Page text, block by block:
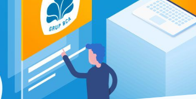
yang mudah digunakan,
dikelola dengan mudah.
banyak rekening dapat
mudah dan cepat.
Manajemen Promo
Buat promosi dan tingkatkan penjualan
dengan mudah tanpa pengaturan teknis.
Blog
Keamanan